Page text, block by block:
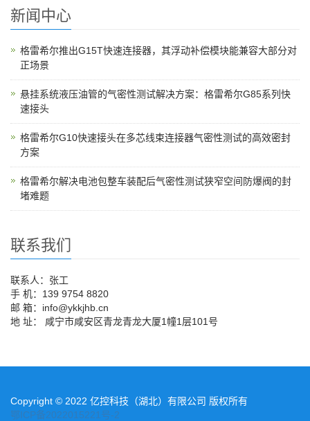
新闻中心
格雷希尔推出G15T快速连接器，其浮动补偿模块能兼容大部分对
正场景
悬挂系统液压油管的气密性测试解决方案：格雷希尔G85系列快
速接头
格雷希尔G10快速接头在多芯线束连接器气密性测试的高效密封
方案
格雷希尔解决电池包整车装配后气密性测试狭窄空间防爆阀的封
堵难题
联系我们
联系人：张工
手 机：139 9754 8820
邮 箱：info@ykkjhb.cn
地 址： 咸宁市咸安区青龙青龙大厦1幢1层101号
Copyright © 2022 亿控科技（湖北）有限公司 版权所有
鄂ICP备2022015221号-2